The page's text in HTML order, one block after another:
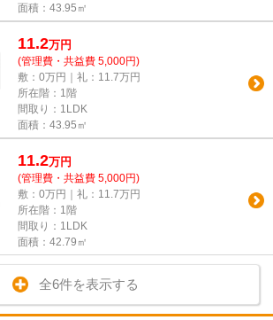
面積：43.95㎡
11.2万円
(管理費・共益費 5,000円)
敷：0万円｜礼：11.7万円
所在階：1階
間取り：1LDK
面積：43.95㎡
11.2万円
(管理費・共益費 5,000円)
敷：0万円｜礼：11.7万円
所在階：1階
間取り：1LDK
面積：42.79㎡
全6件を表示する